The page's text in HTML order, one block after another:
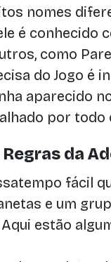
nomes
é conhecido
como
do Jogo é
aparecido
por todo
da
fácil
e um
estão